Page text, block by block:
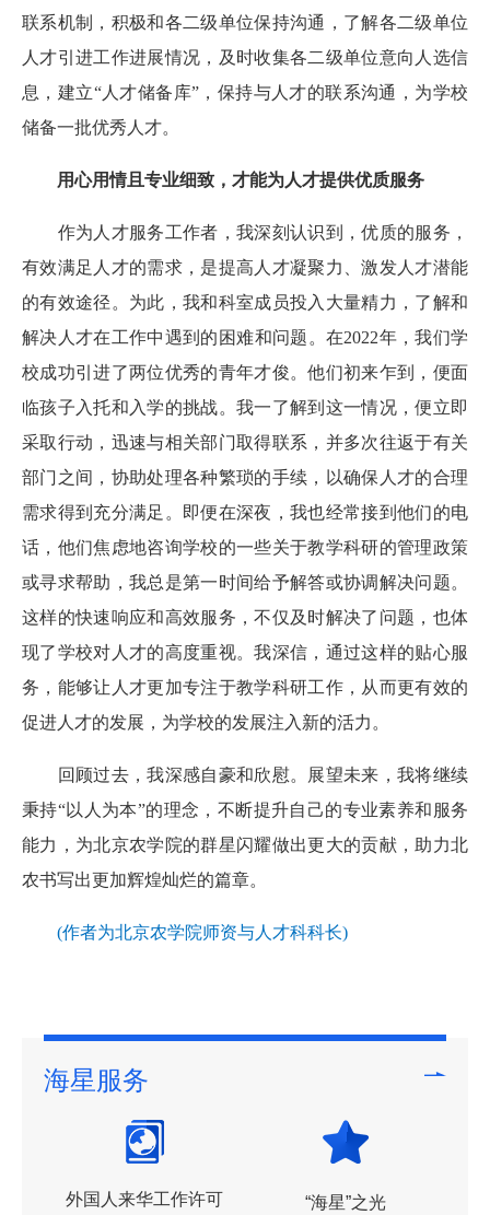
联系机制，积极和各二级单位保持沟通，了解各二级单位
人才引进工作进展情况，及时收集各二级单位意向人选信
息，建立“人才储备库”，保持与人才的联系沟通，为学校
储备一批优秀人才。
用心用情且专业细致，才能为人才提供优质服务
作为人才服务工作者，我深刻认识到，优质的服务，
有效满足人才的需求，是提高人才凝聚力、激发人才潜能
的有效途径。为此，我和科室成员投入大量精力，了解和
解决人才在工作中遇到的困难和问题。在2022年，我们学
校成功引进了两位优秀的青年才俊。他们初来乍到，便面
临孩子入托和入学的挑战。我一了解到这一情况，便立即
采取行动，迅速与相关部门取得联系，并多次往返于有关
部门之间，协助处理各种繁琐的手续，以确保人才的合理
需求得到充分满足。即便在深夜，我也经常接到他们的电
话，他们焦虑地咨询学校的一些关于教学科研的管理政策
或寻求帮助，我总是第一时间给予解答或协调解决问题。
这样的快速响应和高效服务，不仅及时解决了问题，也体
现了学校对人才的高度重视。我深信，通过这样的贴心服
务，能够让人才更加专注于教学科研工作，从而更有效的
促进人才的发展，为学校的发展注入新的活力。
回顾过去，我深感自豪和欣慰。展望未来，我将继续
秉持“以人为本”的理念，不断提升自己的专业素养和服务
能力，为北京农学院的群星闪耀做出更大的贡献，助力北
农书写出更加辉煌灿烂的篇章。
(作者为北京农学院师资与人才科科长)
海星服务
外国人来华工作许可
“海星”之光